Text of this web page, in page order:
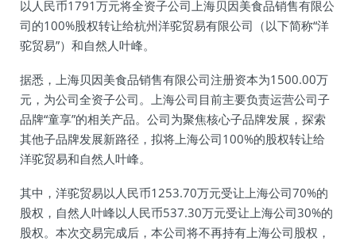
以人民币1791万元将全资子公司上海贝因美食品销售有限公
司的100%股权转让给杭州洋驼贸易有限公司（以下简称“洋
驼贸易”）和自然人叶峰。
据悉，上海贝因美食品销售有限公司注册资本为1500.00万
元，为公司全资子公司。上海公司目前主要负责运营公司子
品牌“童享”的相关产品。公司为聚焦核心子品牌发展，探索
其他子品牌发展新路径，拟将上海公司100%的股权转让给
洋驼贸易和自然人叶峰。
其中，洋驼贸易以人民币1253.70万元受让上海公司70%的
股权，自然人叶峰以人民币537.30万元受让上海公司30%的
股权。本次交易完成后，本公司将不再持有上海公司股权，